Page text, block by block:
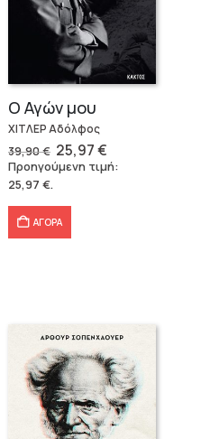
Ο Αγών μου
ΧΙΤΛΕΡ Αδόλφος
39,90€ Original
price
was:
25,97€Η
τρέχουσα
τιμή
Προηγούμενη τιμή:
25,97 €.
ΑΓΟΡΑ